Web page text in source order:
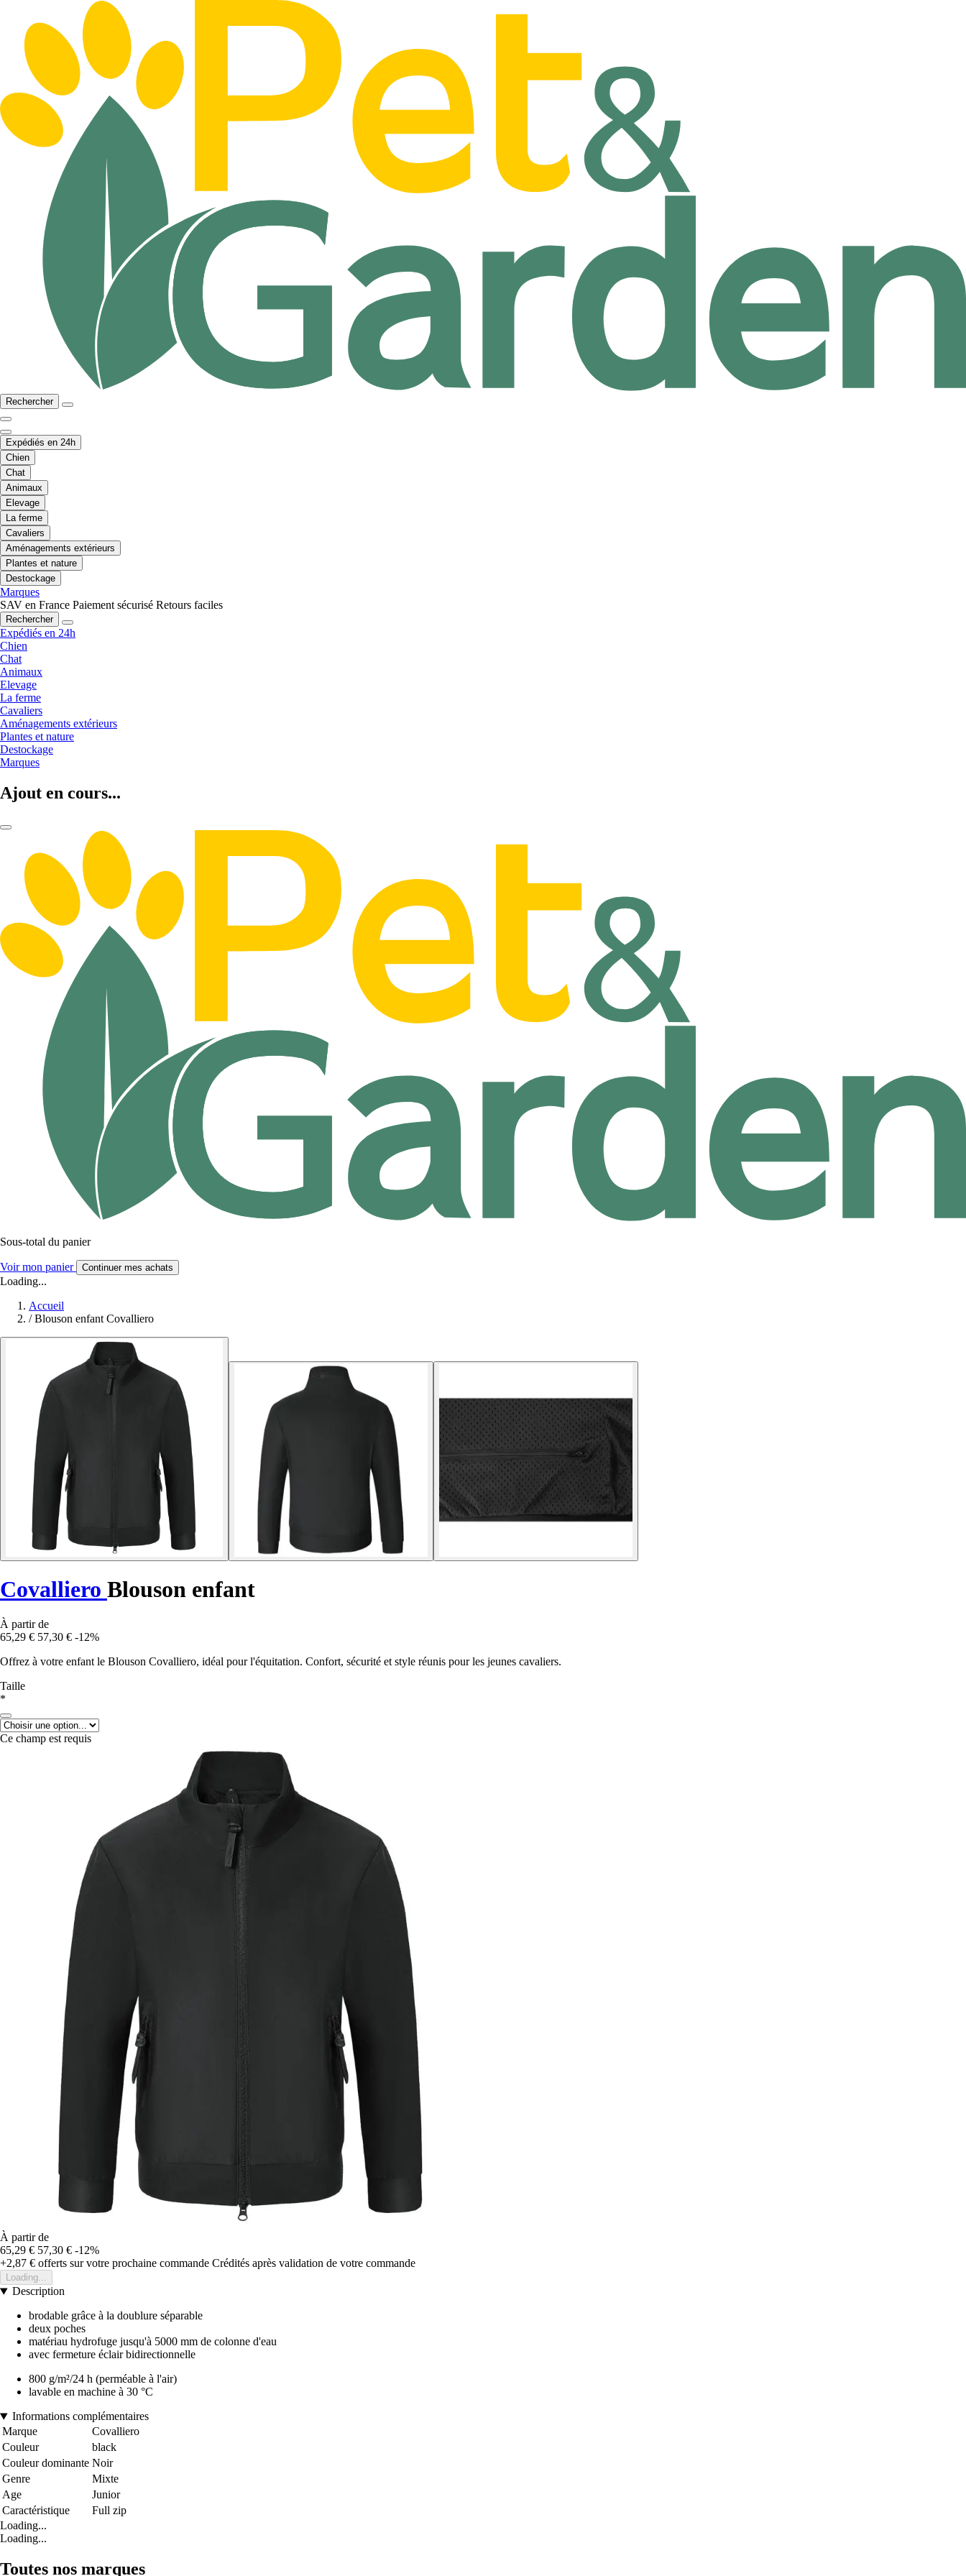
Rechercher
Expédiés en 24h
Chien
Chat
Animaux
Elevage
La ferme
Cavaliers
Aménagements extérieurs
Plantes et nature
Destockage
Marques
SAV en France Paiement sécurisé Retours faciles
Rechercher
Expédiés en 24h
Chien
Chat
Animaux
Elevage
La ferme
Cavaliers
Aménagements extérieurs
Plantes et nature
Destockage
Marques
Ajout en cours...
Sous-total du panier
Voir mon panier Continuer mes achats
Loading...
Accueil
/ Blouson enfant Covalliero
Covalliero Blouson enfant
À partir de
65,29 € 57,30 € -12%
Offrez à votre enfant le Blouson Covalliero, idéal pour l'équitation. Confort, sécurité et style réunis pour les jeunes cavaliers.
Taille
*
Ce champ est requis
À partir de
65,29 € 57,30 € -12%
+2,87 € offerts sur votre prochaine commande Crédités après validation de votre commande
Loading...
Description
brodable grâce à la doublure séparable
deux poches
matériau hydrofuge jusqu'à 5000 mm de colonne d'eau
avec fermeture éclair bidirectionnelle
800 g/m²/24 h (perméable à l'air)
lavable en machine à 30 °C
Informations complémentaires
Marque
Covalliero
Couleur
black
Couleur dominante Noir
Genre
Mixte
Age
Junior
Caractéristique
Full zip
Loading...
Loading...
Toutes nos marques